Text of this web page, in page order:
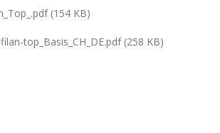
(154 KB)
top_Basis_CH_DE.pdf (258 KB)